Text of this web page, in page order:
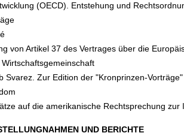
(OECD). Entstehung und
von Artikel 37 des Vertrages über die
Svarez. Zur Edition der "Kronprinzen-Vorträge"
auf die amerikanische Rechtsprechung zur
UND BERICHTE